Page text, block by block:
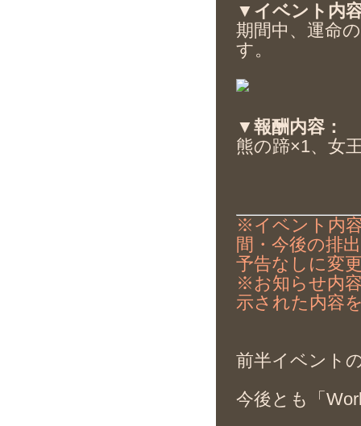
▼イベント内
期間中、運命
す。
▼報酬内容：
熊の蹄×1、女
※イベント内
間・今後の排
予告なしに変
※お知らせ内
示された内容
前半イベント
今後とも「